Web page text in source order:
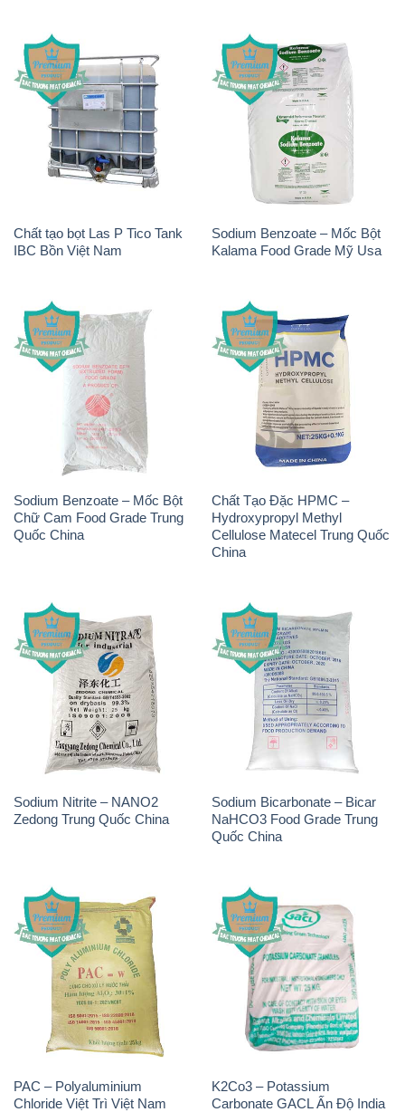
Chất tạo bọt Las P Tico Tank
IBC Bồn Việt Nam
Sodium Benzoate – Mốc Bột
Kalama Food Grade Mỹ Usa
Sodium Benzoate – Mốc Bột
Chữ Cam Food Grade Trung
Quốc China
Chất Tạo Đặc HPMC –
Hydroxypropyl Methyl
Cellulose Matecel Trung Quốc
China
Sodium Nitrite – NANO2
Zedong Trung Quốc China
Sodium Bicarbonate – Bicar
NaHCO3 Food Grade Trung
Quốc China
PAC – Polyaluminium
Chloride Việt Trì Việt Nam
K2Co3 – Potassium
Carbonate GACL Ấn Độ India